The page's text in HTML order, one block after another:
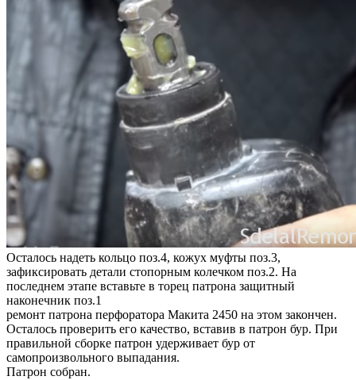
Осталось надеть кольцо поз.4, кожух муфты поз.3,
зафиксировать детали стопорным колечком поз.2. На
последнем этапе вставьте в торец патрона защитный
наконечник поз.1
ремонт патрона перфоратора Макита 2450 на этом закончен.
Осталось проверить его качество, вставив в патрон бур. При
правильной сборке патрон удерживает бур от
самопроизвольного выпадания.
Патрон собран.